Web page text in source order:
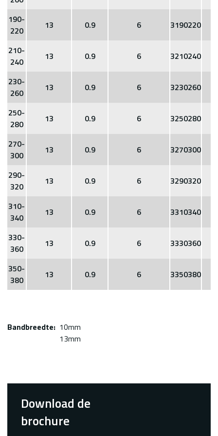
190-
220
13 0.9 6 3190220
210-
240
13 0.9 6 3210240
230-
260
13 0.9 6 3230260
250-
280
13 0.9 6 3250280
270-
300
13 0.9 6 3270300
290-
320
13 0.9 6 3290320
310-
340
13 0.9 6 3310340
330-
360
13 0.9 6 3330360
350-
380
13 0.9 6 3350380
Bandbreedte 10mm
13mm
Download de
brochure